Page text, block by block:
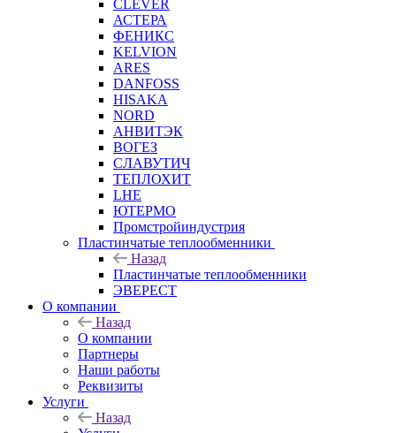
CLEVER
АСТЕРА
ФЕНИКС
KELVION
ARES
DANFOSS
HISAKA
NORD
АНВИТЭК
ВОГЕЗ
СЛАВУТИЧ
ТЕПЛОХИТ
LHE
ЮТЕРМО
Промстройиндустрия
Пластинчатые теплообменники
Назад
Пластинчатые теплообменники
ЭВЕРЕСТ
О компании
Назад
О компании
Партнеры
Наши работы
Реквизиты
Услуги
Назад